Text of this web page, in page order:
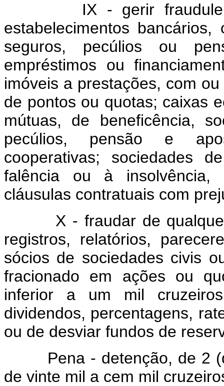
IX - gerir fraudulenta
estabelecimentos
seguros, pecúlios ou
empréstimos ou
imóveis a prestações, com
de pontos ou quotas; caixas
mútuas, de beneficência,
pecúlios, pensão e
cooperativas; sociedades
falência ou à insolvência,
cláusulas contratuais com
X - fraudar de qualquer
registros, relatórios,
sócios de sociedades civis
fracionado em ações ou
inferior a um mil
dividendos, percentagens,
ou de desviar fundos de
Pena - detenção, de 2
de vinte mil a cem mil